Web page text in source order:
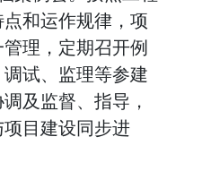
和运作规律，项
理，定期召开例
试、监理等参建
及监督、指导，
目建设同步进